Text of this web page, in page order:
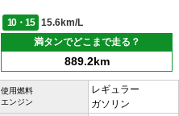
10・15
15.6km/L
満タンでどこまで走る？
889.2km
使用燃料
エンジン
レギュラー
ガソリン